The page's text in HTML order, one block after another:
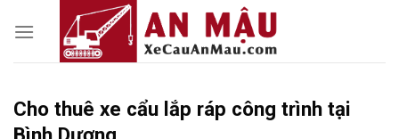
Cho thuê xe cẩu lắp ráp công trình tại